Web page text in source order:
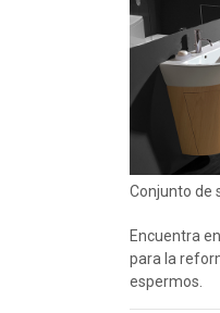
Conjunto de
Encuentra
para la
espermos.